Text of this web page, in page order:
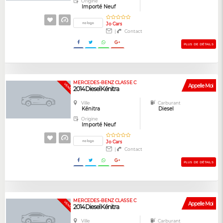
Importé Neuf
Jo Cars
|
Contact
PLUS DE DÉTAILS
GARANTIE
VENDUE Appelle Moi
MERCEDES-BENZ CLASSE C
2014 Diesel Kénitra
Ville
Kénitra
Carburant
Diesel
Origine
Importé Neuf
Jo Cars
|
Contact
PLUS DE DÉTAILS
GARANTIE
VENDUE Appelle Moi
MERCEDES-BENZ CLASSE C
2014 Diesel Kénitra
Ville Carburant